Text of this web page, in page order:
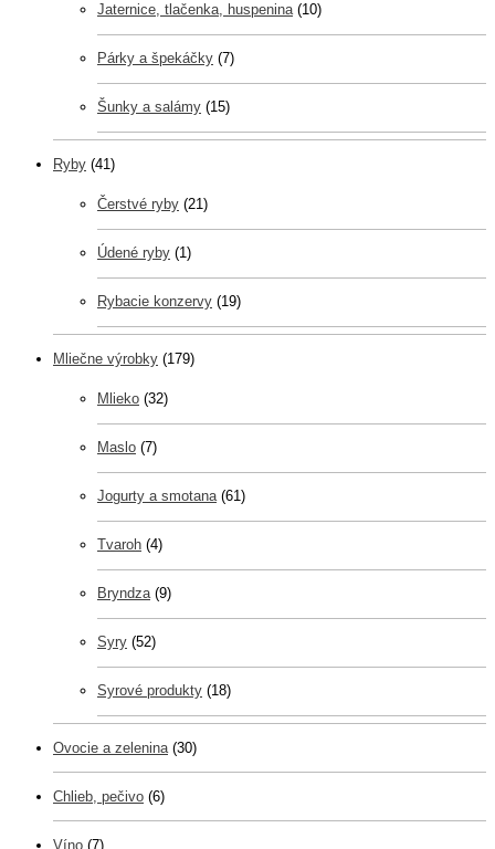
Jaternice, tlačenka, huspenina (10)
Párky a špekáčky (7)
Šunky a salámy (15)
Ryby (41)
Čerstvé ryby (21)
Údené ryby (1)
Rybacie konzervy (19)
Mliečne výrobky (179)
Mlieko (32)
Maslo (7)
Jogurty a smotana (61)
Tvaroh (4)
Bryndza (9)
Syry (52)
Syrové produkty (18)
Ovocie a zelenina (30)
Chlieb, pečivo (6)
Víno (7)